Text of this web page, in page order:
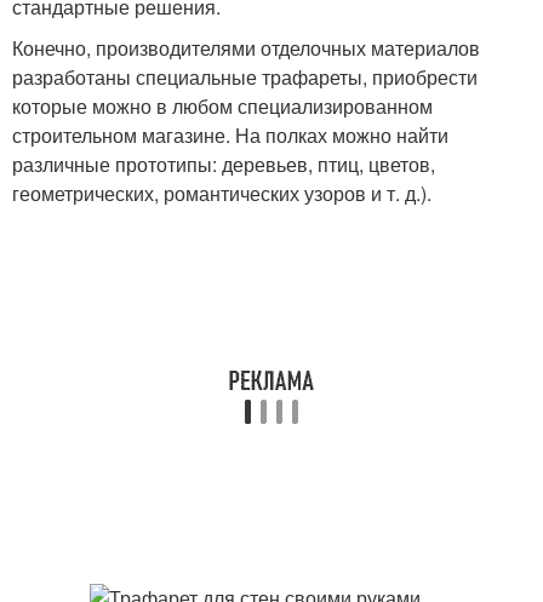
стандартные решения.
Конечно, производителями отделочных материалов
разработаны специальные трафареты, приобрести
которые можно в любом специализированном
строительном магазине. На полках можно найти
различные прототипы: деревьев, птиц, цветов,
геометрических, романтических узоров и т. д.).